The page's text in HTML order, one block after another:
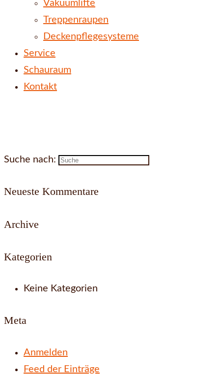
Vakuumlifte
Treppenraupen
Deckenpflegesysteme
Service
Schauraum
Kontakt
Suche nach:
Neueste Kommentare
Archive
Kategorien
Keine Kategorien
Meta
Anmelden
Feed der Einträge